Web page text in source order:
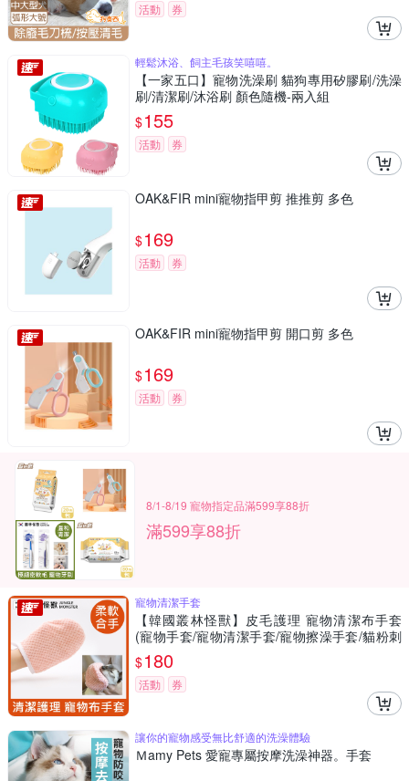
活動 券
輕鬆沐浴、飼主毛孩笑嘻嘻。
【一家五口】寵物洗澡刷 貓狗專用矽膠刷/洗澡
刷/清潔刷/沐浴刷 顏色隨機-兩入組
$155
活動 券
OAK&FIR mini寵物指甲剪 推推剪 多色
$169
活動 券
OAK&FIR mini寵物指甲剪 開口剪 多色
$169
活動 券
8/1-8/19 寵物指定品滿599享88折
滿599享88折
寵物清潔手套
【韓國叢林怪獸】皮毛護理 寵物清潔布手套
(寵物手套/寵物清潔手套/寵物擦澡手套/貓粉刺
清潔/寵物吸水毛巾)
$180
活動 券
讓你的寵物感受無比舒適的洗澡體驗
Ｍamy Pets 愛寵專屬按摩洗澡神器。手套